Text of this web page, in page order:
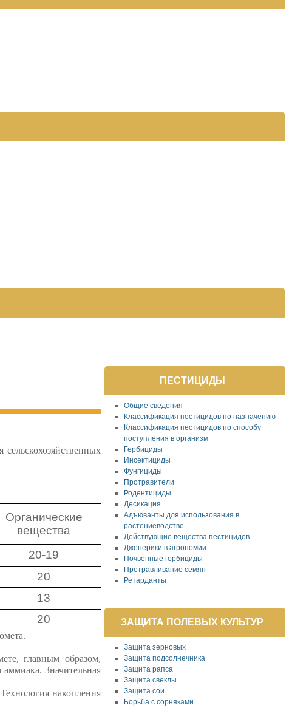
Органические
вещества
20-19
20
13
20
главным образом,
аммиака. Значительная
накопления
ПЕСТИЦИДЫ
Общие сведения
Классификация пестицидов по назначению
Классификация пестицидов по способу
поступления в организм
Гербициды
Инсектициды
Фунгициды
Протравители
Родентициды
Десикация
Адъюванты для использования в
растениеводстве
Действующие вещества пестицидов
Дженерики в агрономии
Почвенные гербициды
Протравливание семян
Ретарданты
ЗАЩИТА ПОЛЕВЫХ КУЛЬТУР
Защита зерновых
Защита подсолнечника
Защита рапса
Защита свеклы
Защита сои
Борьба с сорняками